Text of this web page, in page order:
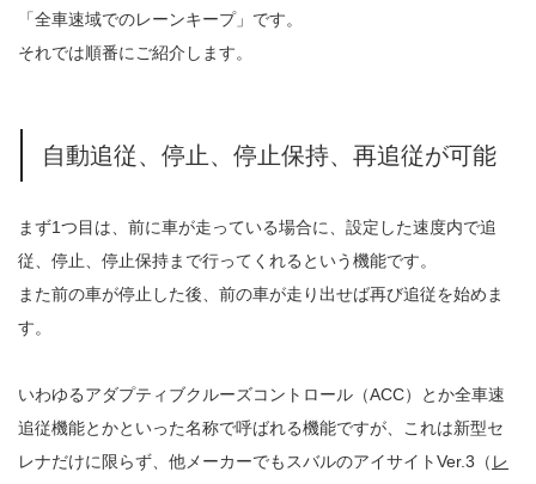
「全車速域でのレーンキープ」です。
それでは順番にご紹介します。
自動追従、停止、停止保持、再追従が可能
まず1つ目は、前に車が走っている場合に、設定した速度内で追
従、停止、停止保持まで行ってくれるという機能です。
また前の車が停止した後、前の車が走り出せば再び追従を始めま
す。
いわゆるアダプティブクルーズコントロール（ACC）とか全車速
追従機能とかといった名称で呼ばれる機能ですが、これは新型セ
レナだけに限らず、他メーカーでもスバルのアイサイトVer.3（ レ